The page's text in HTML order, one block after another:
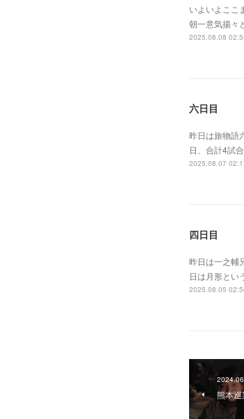
いよいよここ
朝一意気揚々
2025.08.08
六日目
昨日は旅物語
日、合計4試
2025.08.07
四日目
昨日は一之輔
日は月形とい
2025.08.05
熊本巡